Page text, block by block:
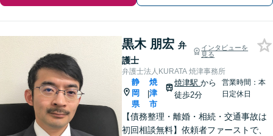
黒木 朋宏 弁
護士
インタビューを
見る
弁護士法人KURATA 焼津事務所
静
岡
県
|
焼
津
市
焼津駅から
徒歩2分
営業時間：本
日定休日
【債務整理・離婚・相続・交通事故は
初回相談無料】依頼者ファーストで、